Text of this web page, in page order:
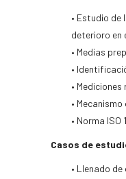
• Estudio de
deterioro en
• Medias
•
•
•
• Norma ISO
Casos de
• Llenado